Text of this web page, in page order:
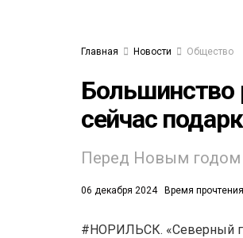
Главная Новости Общество
Большинство
сейчас
Перед Новым годом
06 декабря 2024 Время
#НОРИЛЬСК. «Северный